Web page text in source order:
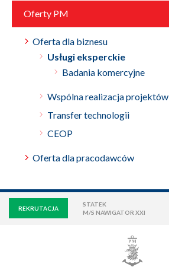
Oferty PM
Oferta dla biznesu
Usługi eksperckie
Badania komercyjne
Wspólna realizacja projektów
Transfer technologii
CEOP
Oferta dla pracodawców
REKRUTACJA
STATEK
M/S NAWIGATOR XXI
NAUKOWA BAZA DANYCH